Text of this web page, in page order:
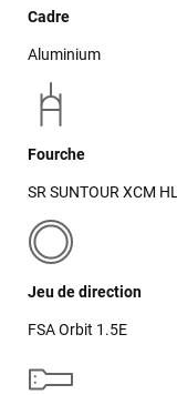
Cadre
Aluminium
Fourche
SR SUNTOUR XCM
Jeu de direction
FSA Orbit 1.5E